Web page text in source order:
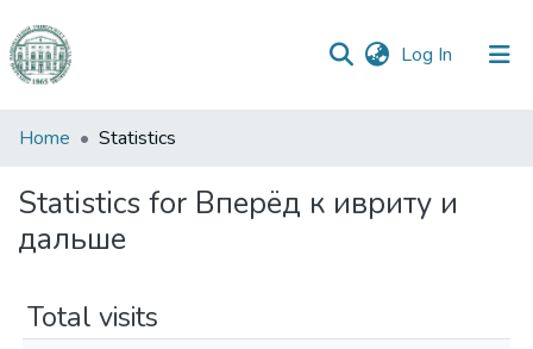
Log In (current)
Communities
Collections
All of DSpace
Home Statistics
Statistics for Вперёд к ивриту и
дальше
Total visits